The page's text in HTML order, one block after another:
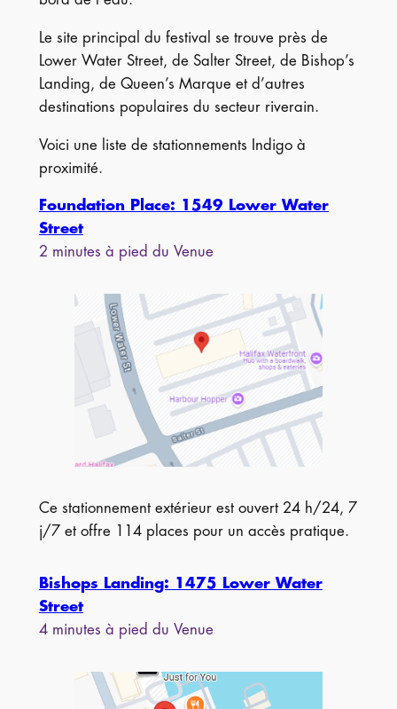
Le site principal du festival se trouve près de
Lower Water Street, de Salter Street, de Bishop’s
Landing, de Queen’s Marque et d’autres
destinations populaires du secteur riverain.
Voici une liste de stationnements Indigo à
proximité.
Foundation Place: 1549 Lower Water
Street
2 minutes à pied du Venue
Ce stationnement extérieur est ouvert 24 h/24, 7
j/7 et offre 114 places pour un accès pratique.
Bishops Landing: 1475 Lower Water
Street
4 minutes à pied du Venue